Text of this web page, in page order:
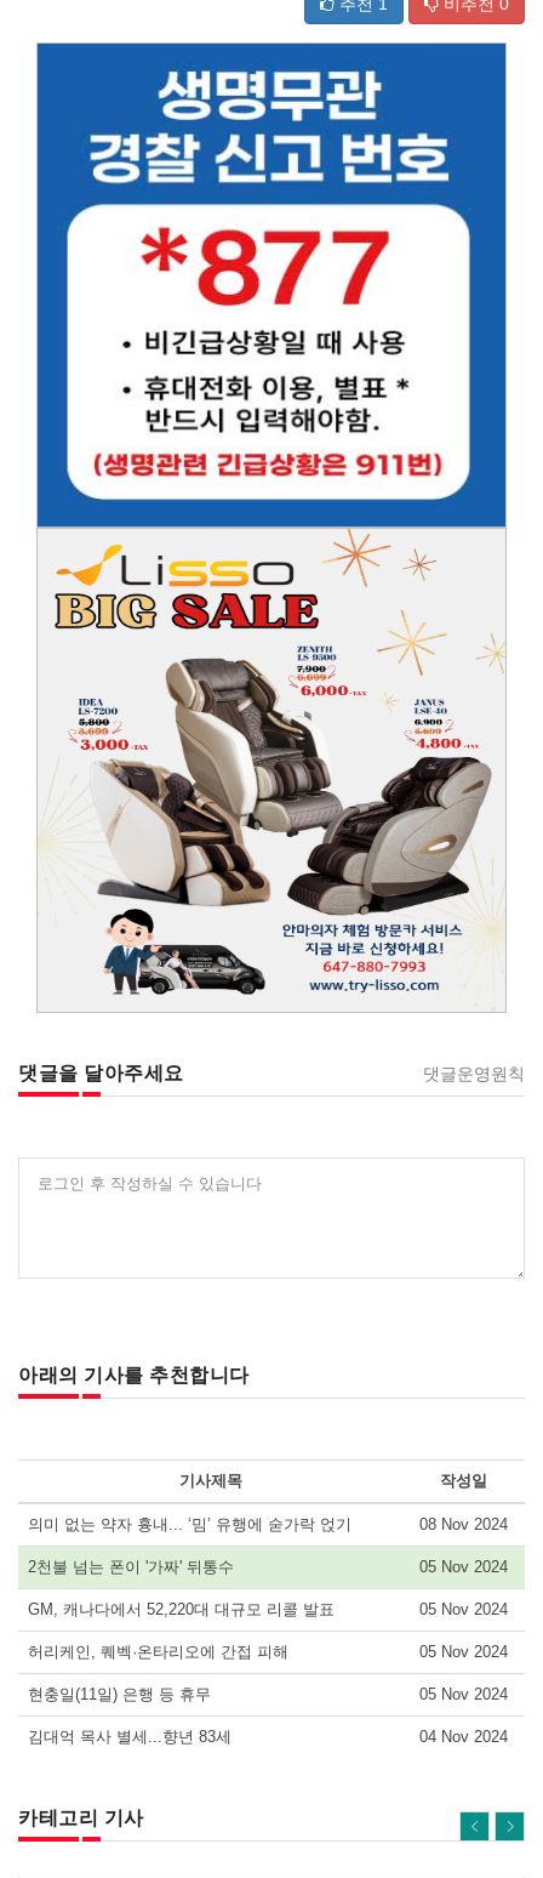
추천 1 비추천 0
댓글을 달아주세요 댓글운영원칙
로그인 후 작성하실 수 있습니다
아래의 기사를 추천합니다
기사제목 작성일
의미 없는 약자 흉내... ‘밈’ 유행에 숟가락 얹기 08 Nov 2024
2천불 넘는 폰이 '가짜' 뒤통수 05 Nov 2024
GM, 캐나다에서 52,220대 대규모 리콜 발표 05 Nov 2024
허리케인, 퀘벡·온타리오에 간접 피해 05 Nov 2024
현충일(11일) 은행 등 휴무 05 Nov 2024
김대억 목사 별세...향년 83세 04 Nov 2024
카테고리 기사